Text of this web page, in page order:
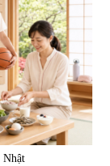
Nhật